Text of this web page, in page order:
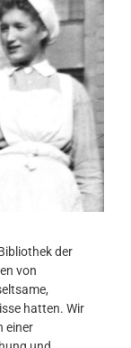
der
von
hatten. Wir
einer